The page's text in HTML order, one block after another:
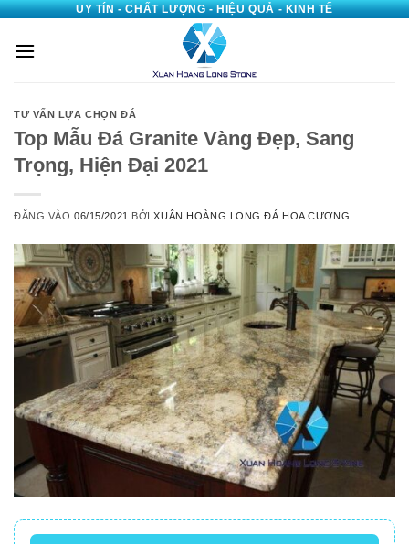
Bỏ
nội
UY TÍN - CHẤT LƯỢNG - HIỆU QUẢ - KINH TẾ
TƯ VẤN LỰA CHỌN ĐÁ
Top Mẫu Đá Granite Vàng Đẹp, Sang
Trọng, Hiện Đại 2021
ĐĂNG VÀO06/15/2021 BỞIXUÂN HOÀNG LONG ĐÁ HOA CƯƠNG